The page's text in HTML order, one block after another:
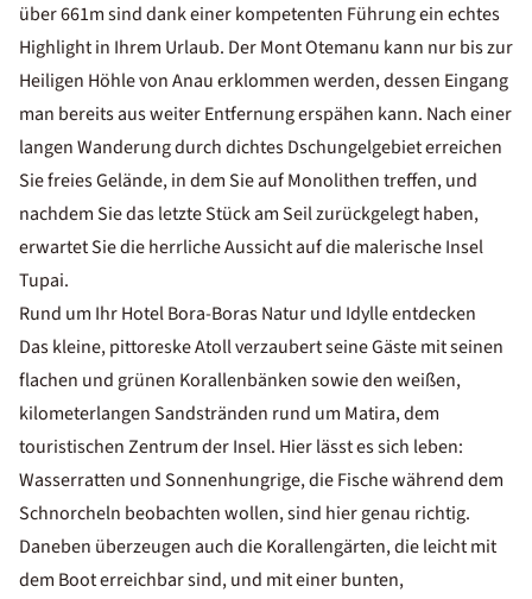
über 661m sind dank einer kompetenten Führung ein echtes
Highlight in Ihrem Urlaub. Der Mont Otemanu kann nur bis zur
Heiligen Höhle von Anau erklommen werden, dessen Eingang
man bereits aus weiter Entfernung erspähen kann. Nach einer
langen Wanderung durch dichtes Dschungelgebiet erreichen
Sie freies Gelände, in dem Sie auf Monolithen treffen, und
nachdem Sie das letzte Stück am Seil zurückgelegt haben,
erwartet Sie die herrliche Aussicht auf die malerische Insel
Tupai.
Rund um Ihr Hotel Bora-Boras Natur und Idylle entdecken
Das kleine, pittoreske Atoll verzaubert seine Gäste mit seinen
flachen und grünen Korallenbänken sowie den weißen,
kilometerlangen Sandstränden rund um Matira, dem
touristischen Zentrum der Insel. Hier lässt es sich leben:
Wasserratten und Sonnenhungrige, die Fische während dem
Schnorcheln beobachten wollen, sind hier genau richtig.
Daneben überzeugen auch die Korallengärten, die leicht mit
dem Boot erreichbar sind, und mit einer bunten,